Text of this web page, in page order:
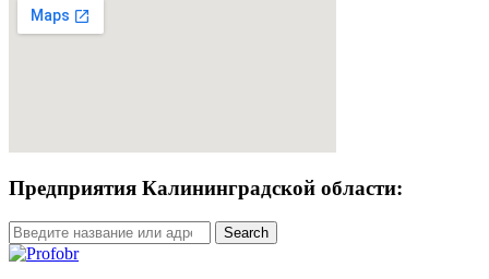
Предприятия Калининградской области:
Search